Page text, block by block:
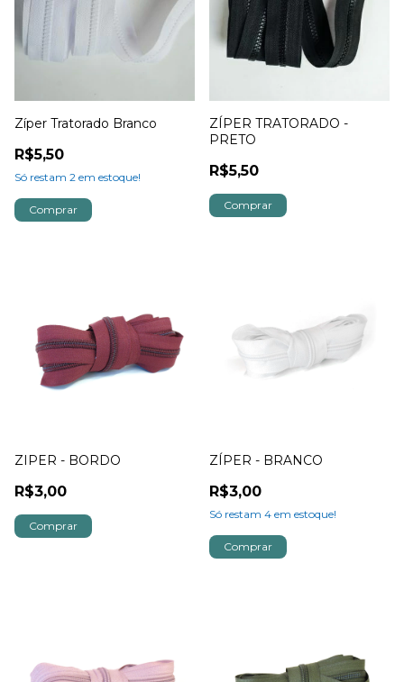
Zíper Tratorado Branco
R$5,50
Só restam 2 em estoque!
ZÍPER TRATORADO -
PRETO
R$5,50
ZIPER - BORDO
R$3,00
ZÍPER - BRANCO
R$3,00
Só restam 4 em estoque!